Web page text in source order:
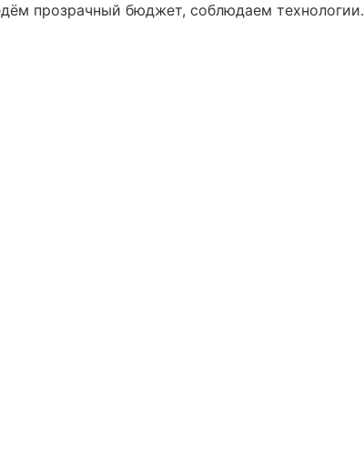
прозрачный бюджет, соблюдаем технологии.